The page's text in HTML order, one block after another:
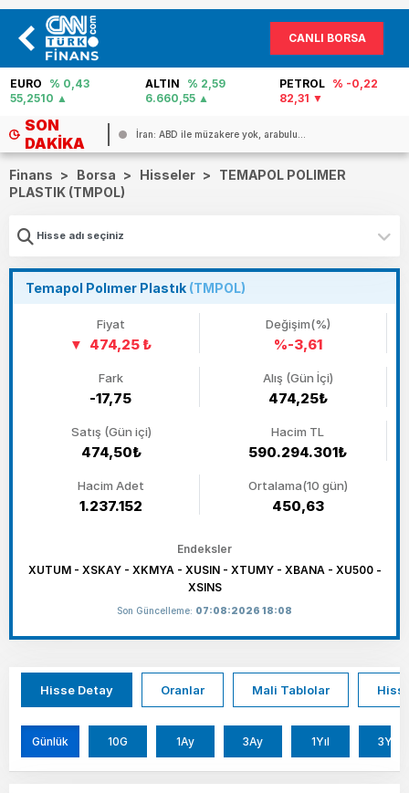
CANLI BORSA
EURO
% 0,43
55,2510
ALTIN
% 2,59
6.660,55
PETROL % -0,22
82,31
SON
DAKIKA
İran: ABD ile müzakere yok, arabulu...
Finans > Borsa > Hisseler >
TEMAPOL POLIMER
PLASTIK (TMPOL)
Temapol Polımer Plastık (TMPOL)
Fiyat
474,25 ₺
Değişim(%)
%-3,61
Fark
-17,75
Alış (Gün İçi)
474,25₺
Satış (Gün içi)
474,50₺
Hacim TL
590.294.301₺
Hacim Adet
1.237.152
Ortalama(10 gün)
450,63
Endeksler
XUTUM - XSKAY - XKMYA - XUSIN - XTUMY - XBANA - XU500 -
XSINS
Son Güncelleme: 07:08:2026 18:08
Hisse Detay Oranlar Mali Tablolar
Günlük 10G 1Ay 3Ay 1Yıl 3Yıl